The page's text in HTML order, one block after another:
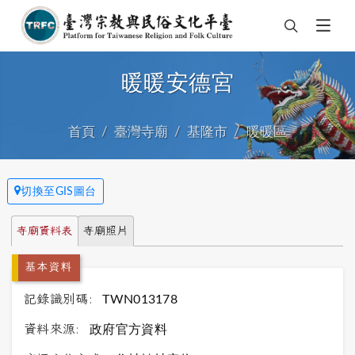
暖暖安德宮
首頁 臺灣寺廟 基隆市 暖暖區
切換至GIS圖台
寺廟資料表 寺廟照片
基本資料
記錄識別碼: TWN013178
資料來源: 政府官方資料